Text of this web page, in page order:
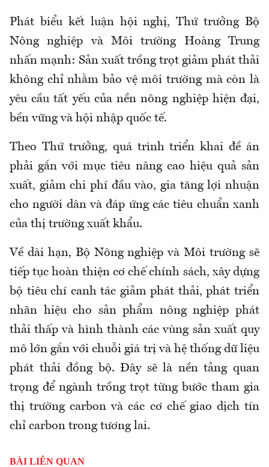
Phát biểu kết luận hội nghị, Thứ trưởng Bộ
Nông nghiệp và Môi trường Hoàng Trung
nhấn mạnh: Sản xuất trồng trọt giảm phát thải
không chỉ nhằm bảo vệ môi trường mà còn là
yêu cầu tất yếu của nền nông nghiệp hiện đại,
bền vững và hội nhập quốc tế.
Theo Thứ trưởng, quá trình triển khai đề án
phải gắn với mục tiêu nâng cao hiệu quả sản
xuất, giảm chi phí đầu vào, gia tăng lợi nhuận
cho người dân và đáp ứng các tiêu chuẩn xanh
của thị trường xuất khẩu.
Về dài hạn, Bộ Nông nghiệp và Môi trường sẽ
tiếp tục hoàn thiện cơ chế chính sách, xây dựng
bộ tiêu chí canh tác giảm phát thải, phát triển
nhãn hiệu cho sản phẩm nông nghiệp phát
thải thấp và hình thành các vùng sản xuất quy
mô lớn gắn với chuỗi giá trị và hệ thống dữ liệu
phát thải đồng bộ. Đây sẽ là nền tảng quan
trọng để ngành trồng trọt từng bước tham gia
thị trường carbon và các cơ chế giao dịch tín
chỉ carbon trong tương lai.
BÀI LIÊN QUAN